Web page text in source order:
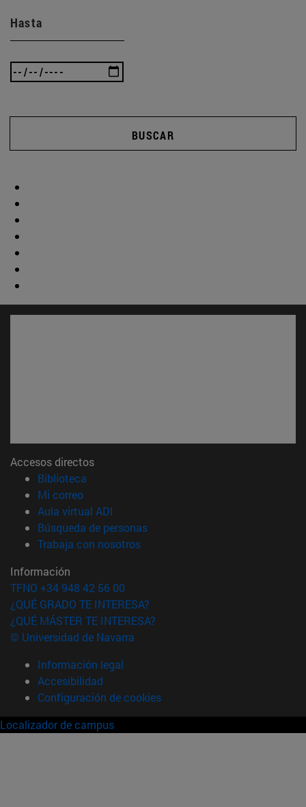
Hasta
BUSCAR
Accesos directos
Biblioteca
Mi correo(abre en nueva ventana)
Aula virtual ADI
Búsqueda de personas(abre en nueva ventana)
Trabaja con nosotros(abre en nueva ventana)
Información
TFNO +34 948 42 56 00
¿QUÉ GRADO TE INTERESA?
¿QUÉ MÁSTER TE INTERESA?
© Universidad de Navarra
Información legal
Accesibilidad
Configuración de cookies
Localizador de campus